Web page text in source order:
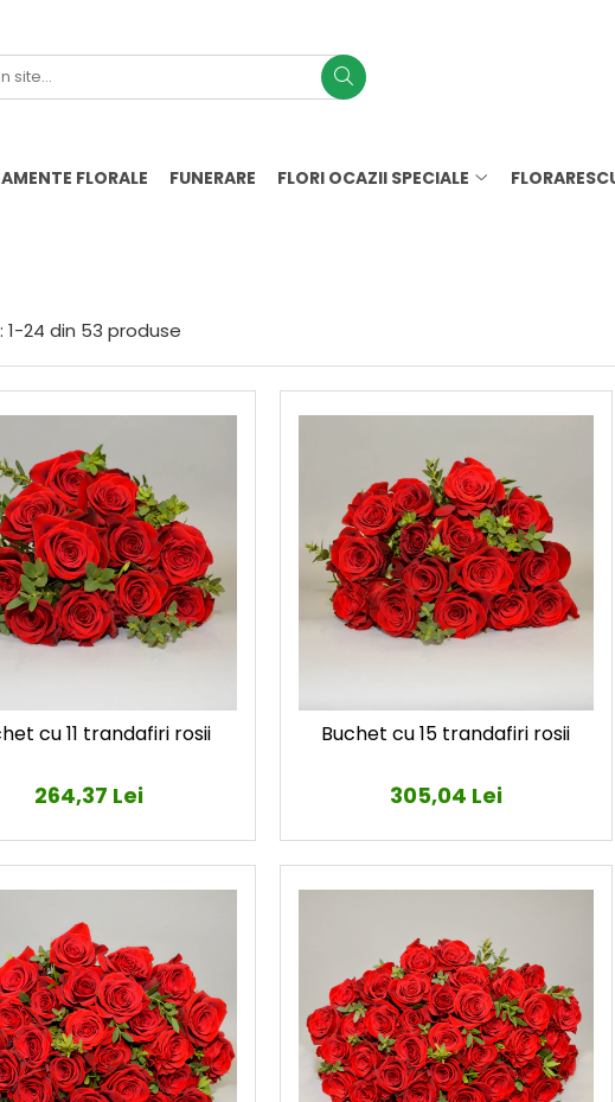
FLORALE FUNERARE FLORI OCAZII SPECIALE
1-24 din 53 produse
cu 11 trandafiri rosii
264,37 Lei
Buchet cu 15 trandafiri rosii
305,04 Lei